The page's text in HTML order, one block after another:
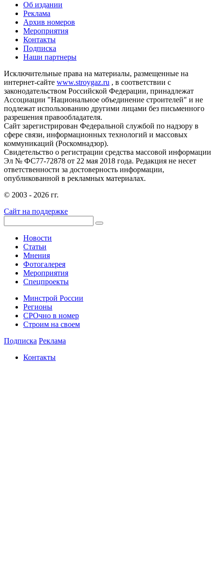
Об издании
Реклама
Архив номеров
Мероприятия
Контакты
Подписка
Наши партнеры
Исключительные права на материалы, размещенные на
интернет-сайте www.stroygaz.ru , в соответствии с
законодательством Российской Федерации, принадлежат
Ассоциации "Национальное объединение строителей" и не
подлежат использованию другими лицами без письменного
разрешения правообладателя.
Сайт зарегистрирован Федеральной службой по надзору в
сфере связи, информационных технологий и массовых
коммуникаций (Роскомнадзор).
Свидетельство о регистрации средства массовой информации
Эл № ФС77-72878 от 22 мая 2018 года. Редакция не несет
ответственности за достоверность информации,
опубликованной в рекламных материалах.
© 2003 - 2026 гг.
Сайт на поддержке
Новости
Статьи
Мнения
Фотогалерея
Мероприятия
Спецпроекты
Минстрой России
Регионы
СРОчно в номер
Строим на своем
Подписка Реклама
Контакты